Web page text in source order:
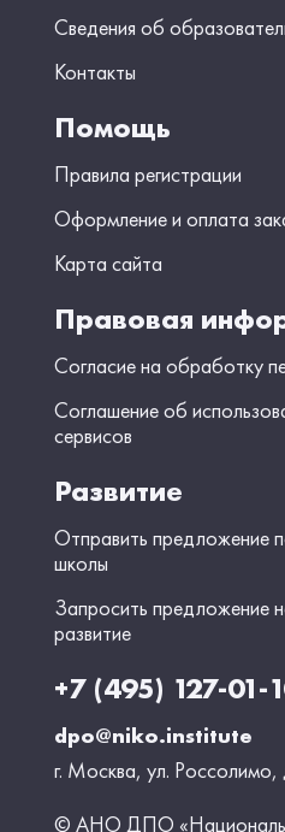
Сведения об
Контакты
Помощь
Правила регистрации
Оформление и оплата
Карта сайта
Правовая
Согласие на обработку
Соглашение об
сервисов
Развитие
Отправить предложение
школы
Запросить предложение
развитие
+7 (495) 127-01-
dpo@niko.institute
г. Москва, ул. Россолимо,
© АНО ДПО